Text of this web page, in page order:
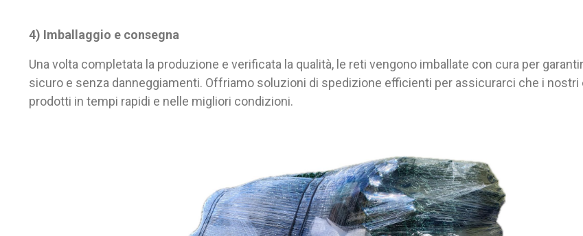
4) Imballaggio e consegna
Una volta completata la produzione e verificata la qualità, le reti vengono imballate con cura per
sicuro e senza danneggiamenti. Offriamo soluzioni di spedizione efficienti per assicurarci che i nostri
prodotti in tempi rapidi e nelle migliori condizioni.